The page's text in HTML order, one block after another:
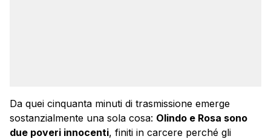
Da quei cinquanta minuti di trasmissione emerge
sostanzialmente una sola cosa: Olindo e Rosa sono
due poveri innocenti, finiti in carcere perché gli